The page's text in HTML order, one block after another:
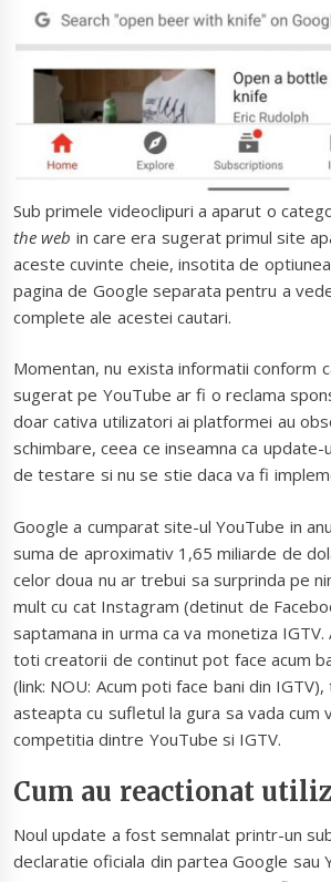
Sub primele videoclipuri a aparut o
the web in care era sugerat primul site
aceste cuvinte cheie, insotita de
pagina de Google separata pentru a
complete ale acestei cautari.
Momentan, nu exista informatii conform
sugerat pe YouTube ar fi o reclama
doar cativa utilizatori ai platformei au
schimbare, ceea ce inseamna ca update-
de testare si nu se stie daca va fi
Google a cumparat site-ul YouTube in
suma de aproximativ 1,65 miliarde de
celor doua nu ar trebui sa surprinda pe
mult cu cat Instagram (detinut de
saptamana in urma ca va monetiza IGTV.
toti creatorii de continut pot face acum
(link: NOU: Acum poti face bani din
asteapta cu sufletul la gura sa vada cum
competitia dintre YouTube si IGTV.
Cum au reactionat
Noul update a fost semnalat printr-un
declaratie oficiala din partea Google sau